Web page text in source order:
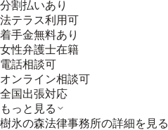
分割払いあり
法テラス利用可
着手金無料あり
女性弁護士在籍
電話相談可
オンライン相談可
全国出張対応
もっと見る
樹氷の森法律事務所の詳細を見る